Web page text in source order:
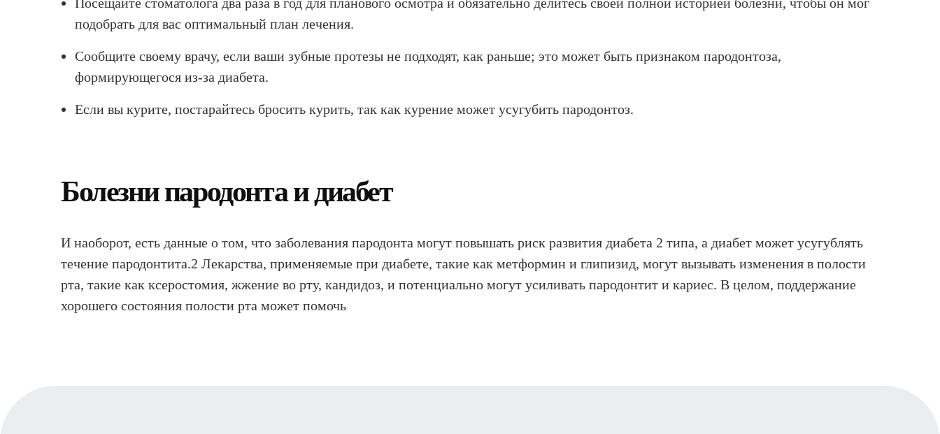
подобрать для вас оптимальный план лечения.
Сообщите своему врачу, если ваши зубные протезы не подходят, как раньше; это может быть признаком пародонтоза,
формирующегося из-за диабета.
Если вы курите, постарайтесь бросить курить, так как курение может усугубить пародонтоз.
Болезни пародонта и диабет
И наоборот, есть данные о том, что заболевания пародонта могут повышать риск развития диабета 2 типа, а диабет может усугублять
течение пародонтита.2 Лекарства, применяемые при диабете, такие как метформин и глипизид, могут вызывать изменения в полости
рта, такие как ксеростомия, жжение во рту, кандидоз, и потенциально могут усиливать пародонтит и кариес. В целом, поддержание
хорошего состояния полости рта может помочь